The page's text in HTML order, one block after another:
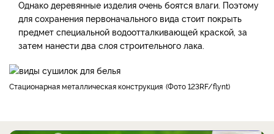
Однако деревянные изделия очень боятся влаги. Поэтому
для сохранения первоначального вида стоит покрыть
предмет специальной водоотталкивающей краской, за
затем нанести два слоя строительного лака.
стационарная металлическая конструкция Фото 123RF/flynt